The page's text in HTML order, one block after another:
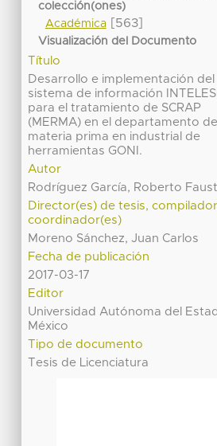
colección(ones)
Académica[563]
Visualización del Documento
Título
Desarrollo e implementación del
sistema de información
para el tratamiento de SCRAP
(MERMA) en el departamento de
materia prima en industrial de
herramientas GONI.
Autor
Rodríguez García, Roberto
Director(es) de tesis,
coordinador(es)
Moreno Sánchez, Juan Carlos
Fecha de publicación
2017-03-17
Editor
Universidad Autónoma del
México
Tipo de documento
Tesis de Licenciatura